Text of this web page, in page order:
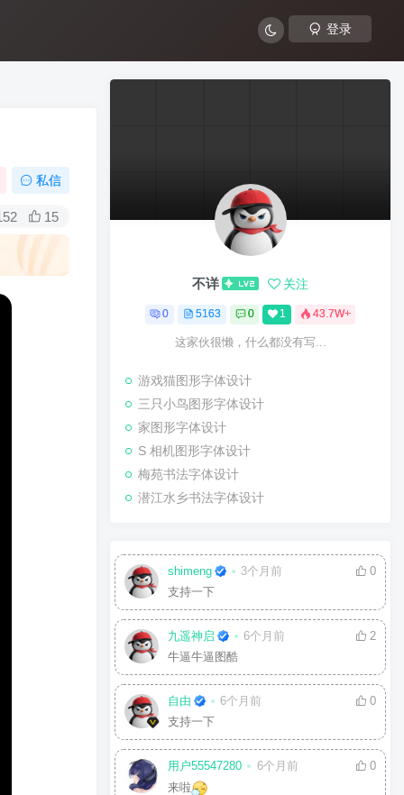
登录
私信
15
不详 关注
0 5163 0 1 43.7W+
这家伙很懒，什么都没有写...
游戏猫图形字体设计
三只小鸟图形字体设计
家图形字体设计
S 相机图形字体设计
梅苑书法字体设计
潜江水乡书法字体设计
shimeng 3个月前
0
支持一下
九遥神启 6个月前
2
牛逼牛逼图酷
自由 6个月前
0
支持一下
用户55547280 6个月前
0
来啦